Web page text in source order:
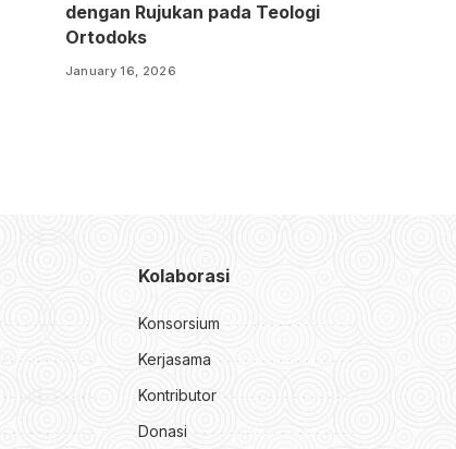
dengan Rujukan pada Teologi
Ortodoks
January 16, 2026
Kolaborasi
Konsorsium
Kerjasama
Kontributor
Donasi